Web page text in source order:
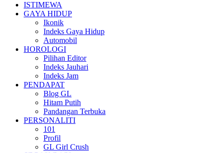
ISTIMEWA
GAYA HIDUP
Ikonik
Indeks Gaya Hidup
Automobil
HOROLOGI
Pilihan Editor
Indeks Jauhari
Indeks Jam
PENDAPAT
Blog GL
Hitam Putih
Pandangan Terbuka
PERSONALITI
101
Profil
GL Girl Crush